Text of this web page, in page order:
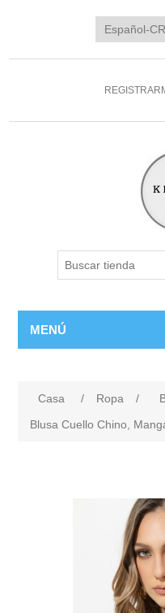
MENÚ
Casa / Ropa /
Blusa Cuello Chino,